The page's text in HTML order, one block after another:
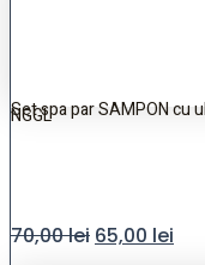
Set spa par SAMPON cu
NGGL
70,00lei 65,00 lei